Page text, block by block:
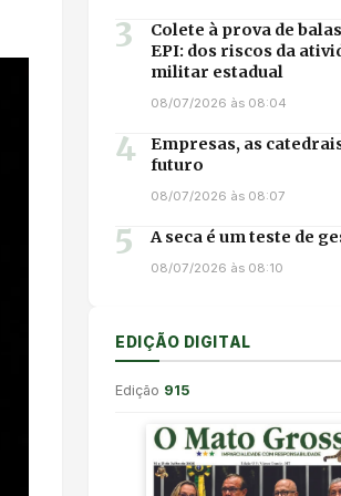
3
Colete à prova de
EPI: dos riscos da
militar estadual
08/07/2026 às 08:04
4
Empresas, as
futuro
08/07/2026 às 08:07
5 A seca é um teste de
08/07/2026 às 08:10
EDIÇÃO DIGITAL
Edição 915